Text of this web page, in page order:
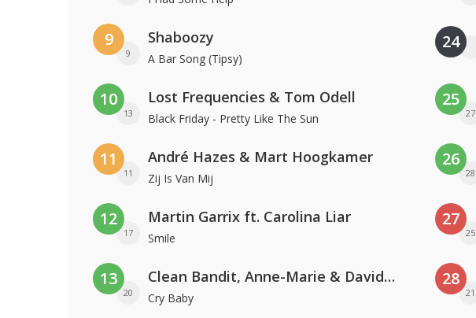
9
9
Shaboozy
A Bar Song (Tipsy)
10
13
Lost Frequencies & Tom Odell
Black Friday - Pretty Like The Sun
11
11
André Hazes & Mart Hoogkamer
Zij Is Van Mij
12
17
Martin Garrix ft. Carolina Liar
Smile
13
20
Clean Bandit, Anne-Marie & David Guetta
Cry Baby
24
25
27
26
28
27
25
28
21